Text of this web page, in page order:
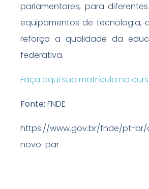
parlamentares, para
equipamentos de tecnologia,
reforça a qualidade da
federativa.
Faça aqui sua matrícula no
Fonte: FNDE
https://www.gov.br/fnde/pt-
novo-par